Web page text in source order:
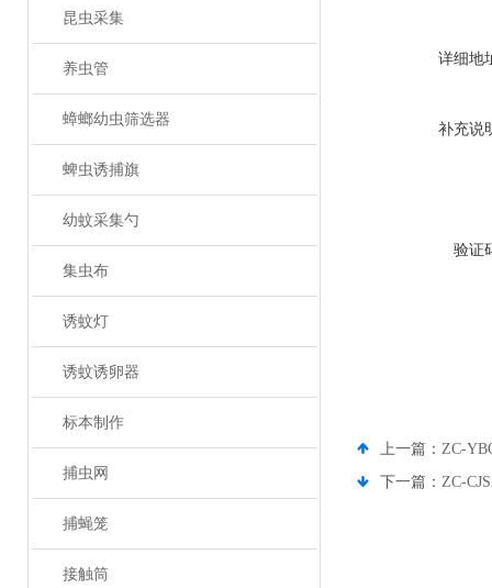
昆虫采集
养虫管
蟑螂幼虫筛选器
蜱虫诱捕旗
幼蚊采集勺
集虫布
诱蚊灯
诱蚊诱卵器
标本制作
捕虫网
捕蝇笼
接触筒
详细地
补充说
验证
上一篇： ZC-
下一篇： ZC-